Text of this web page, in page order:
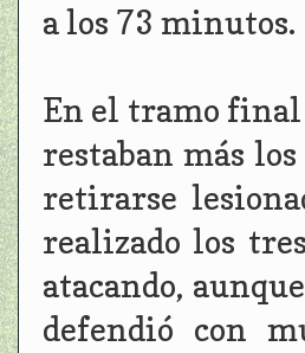
a los 73 minutos.
En el tramo final
restaban más
retirarse
realizado los
atacando,
defendió con